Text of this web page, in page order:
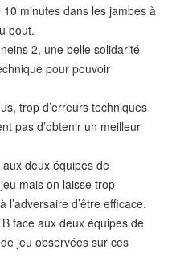
minutes dans les jambes à
bout.
2, une belle solidarité
pour pouvoir
trop d’erreurs techniques
pas d’obtenir un meilleur
deux équipes de
mais on laisse trop
l’adversaire d’être efficace.
face aux deux équipes de
jeu observées sur ces